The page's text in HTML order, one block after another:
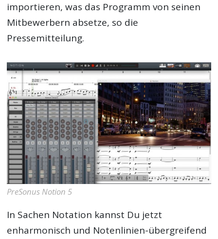
importieren, was das Programm von seinen
Mitbewerbern absetze, so die
Pressemitteilung.
PreSonus Notion 5
In Sachen Notation kannst Du jetzt
enharmonisch und Notenlinien-übergreifend